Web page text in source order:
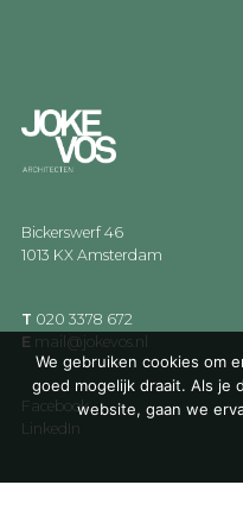
Bickerswerf 46
1013 KX Amsterdam
T 020 3378 672
E mail@jokevos.nl
Facebook
LinkedIn
We gebruiken cookies om
goed mogelijk draait. Als je
website, gaan we